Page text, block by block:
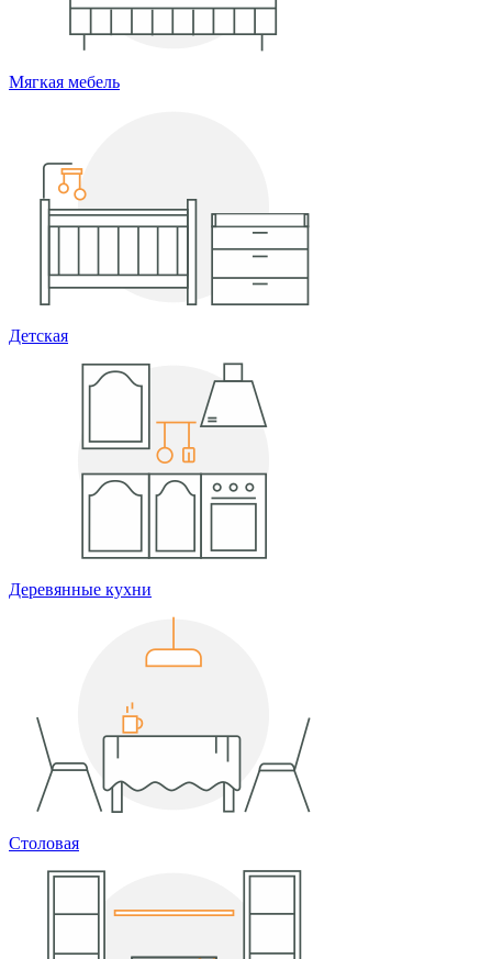
Мягкая мебель
Детская
Деревянные кухни
Столовая